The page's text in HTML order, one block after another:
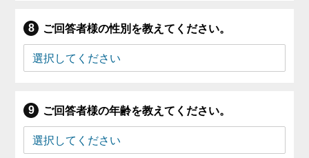
ご回答者様の性別を教えてください。
ご回答者様の年齢を教えてください。